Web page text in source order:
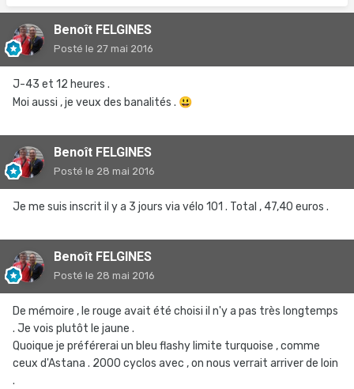
Benoît FELGINES
Posté le 27 mai 2016
J-43 et 12 heures .
Moi aussi , je veux des banalités . 😃
Benoît FELGINES
Posté le 28 mai 2016
Je me suis inscrit il y a 3 jours via vélo 101 . Total , 47,40 euros .
Benoît FELGINES
Posté le 28 mai 2016
De mémoire , le rouge avait été choisi il n'y a pas très longtemps
. Je vois plutôt le jaune .
Quoique je préférerai un bleu flashy limite turquoise , comme
ceux d'Astana . 2000 cyclos avec , on nous verrait arriver de loin
.